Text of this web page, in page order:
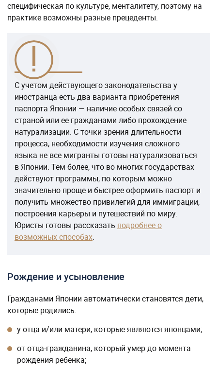
специфическая по культуре, менталитету, поэтому на
практике возможны разные прецеденты.
С учетом действующего законодательства у
иностранца есть два варианта приобретения
паспорта Японии — наличие особых связей со
страной или ее гражданами либо прохождение
натурализации. С точки зрения длительности
процесса, необходимости изучения сложного
языка не все мигранты готовы натурализоваться
в Японии. Тем более, что во многих государствах
действуют программы, по которым можно
значительно проще и быстрее оформить паспорт и
получить множество привилегий для иммиграции,
построения карьеры и путешествий по миру.
Юристы готовы рассказать подробнее о
возможных способах.
Рождение и усыновление
Гражданами Японии автоматически становятся дети,
которые родились:
у отца и/или матери, которые являются японцами;
от отца-гражданина, который умер до момента
рождения ребенка;